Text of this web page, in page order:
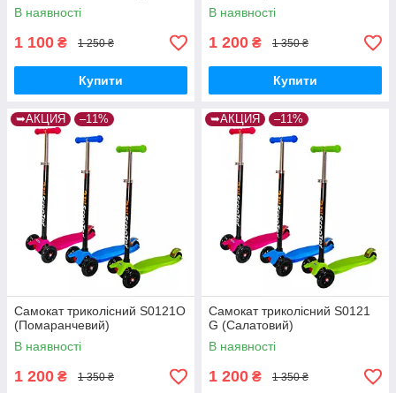
В наявності
1 100 ₴ 1 250 ₴
Купити
В наявності
1 200 ₴ 1 350 ₴
Купити
➥АКЦИЯ –11%
Самокат триколісний S0121O
(Помаранчевий)
В наявності
1 200 ₴ 1 350 ₴
➥АКЦИЯ –11%
Самокат триколісний S0121
G (Салатовий)
В наявності
1 200 ₴ 1 350 ₴